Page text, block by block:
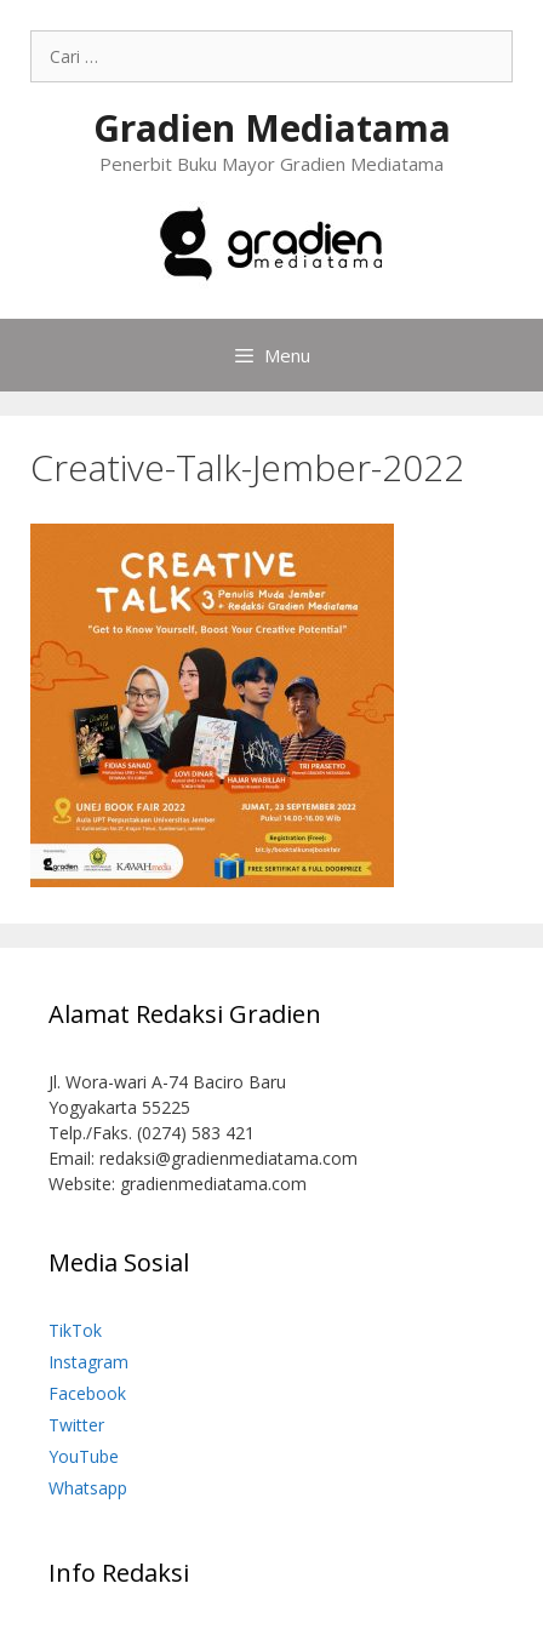
Gradien Mediatama
Penerbit Buku Mayor Gradien Mediatama
Menu
Creative-Talk-Jember-2022
Alamat Redaksi Gradien
Jl. Wora-wari A-74 Baciro Baru
Yogyakarta 55225
Telp./Faks. (0274) 583 421
Email: redaksi@gradienmediatama.com
Website: gradienmediatama.com
Media Sosial
TikTok
Instagram
Facebook
Twitter
YouTube
Whatsapp
Info Redaksi